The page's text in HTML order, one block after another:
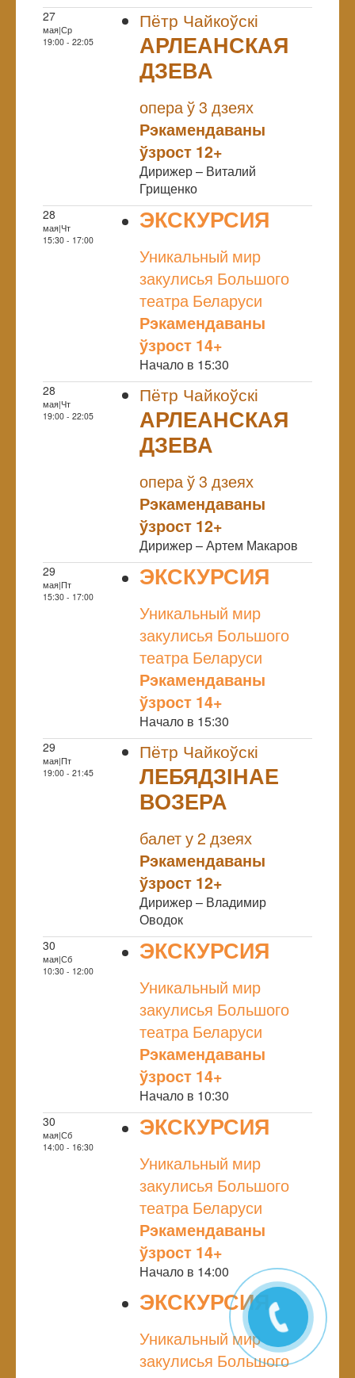
27
мая|Ср
19:00 - 22:05
Пётр Чайкоўскі
АРЛЕАНСКАЯ
ДЗЕВА
опера ў 3 дзеях
Рэкамендаваны
ўзрост 12+
Дирижер – Виталий
Грищенко
28
мая|Чт
15:30 - 17:00
ЭКСКУРСИЯ
Уникальный мир
закулисья Большого
театра Беларуси
Рэкамендаваны
ўзрост 14+
Начало в 15:30
28
мая|Чт
19:00 - 22:05
Пётр Чайкоўскі
АРЛЕАНСКАЯ
ДЗЕВА
опера ў 3 дзеях
Рэкамендаваны
ўзрост 12+
Дирижер – Артем Макаров
29
мая|Пт
15:30 - 17:00
ЭКСКУРСИЯ
Уникальный мир
закулисья Большого
театра Беларуси
Рэкамендаваны
ўзрост 14+
Начало в 15:30
29
мая|Пт
19:00 - 21:45
Пётр Чайкоўскі
ЛЕБЯДЗІНАЕ
ВОЗЕРА
балет у 2 дзеях
Рэкамендаваны
ўзрост 12+
Дирижер – Владимир
Оводок
30
мая|Сб
10:30 - 12:00
ЭКСКУРСИЯ
Уникальный мир
закулисья Большого
театра Беларуси
Рэкамендаваны
ўзрост 14+
Начало в 10:30
30
мая|Сб
14:00 - 16:30
ЭКСКУРСИЯ
Уникальный мир
закулисья Большого
театра Беларуси
Рэкамендаваны
ўзрост 14+
Начало в 14:00
ЭКСКУРСИЯ
Уникальный мир
закулисья Большого